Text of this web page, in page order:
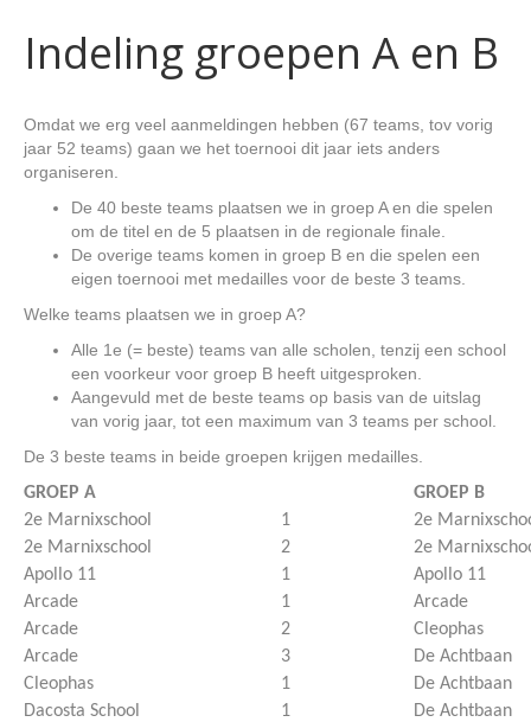
Indeling groepen A en B
Omdat we erg veel aanmeldingen hebben (67 teams, tov vorig
jaar 52 teams) gaan we het toernooi dit jaar iets anders
organiseren.
De 40 beste teams plaatsen we in groep A en die spelen
om de titel en de 5 plaatsen in de regionale finale.
De overige teams komen in groep B en die spelen een
eigen toernooi met medailles voor de beste 3 teams.
Welke teams plaatsen we in groep A?
Alle 1e (= beste) teams van alle scholen, tenzij een school
een voorkeur voor groep B heeft uitgesproken.
Aangevuld met de beste teams op basis van de uitslag
van vorig jaar, tot een maximum van 3 teams per school.
De 3 beste teams in beide groepen krijgen medailles.
GROEP A
GROEP B
2e Marnixschool
1
2e
2e Marnixschool
2
2e
Apollo 11
1
Apollo 11
Arcade
1
Arcade
Arcade
2
Cleophas
Arcade
3
De Achtbaan
Cleophas
1
De Achtbaan
Dacosta School
1
De Achtbaan